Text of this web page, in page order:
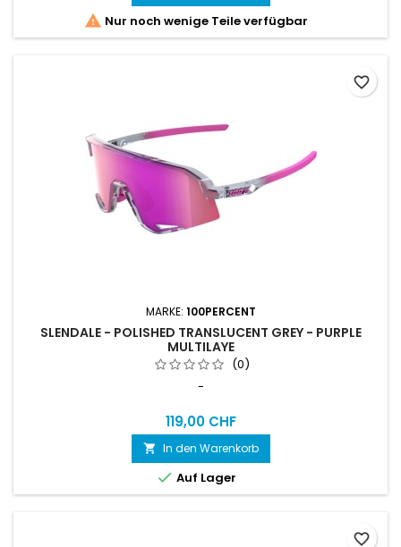
 Nur noch wenige Teile verfügbar
MARKE: 100PERCENT
SLENDALE - POLISHED TRANSLUCENT GREY - PURPLE
MULTILAYE
(0)
-
119,00 CHF
 In den Warenkorb
 Auf Lager
favorite_border
favorite_border